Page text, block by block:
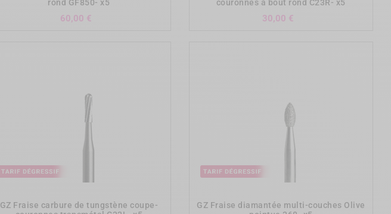
rond GF850- x5
60,00 €
couronnes à bout rond C23R- x5
30,00 €
GZ Fraise carbure de tungstène coupe-
GZ Fraise diamantée multi-couches Olive